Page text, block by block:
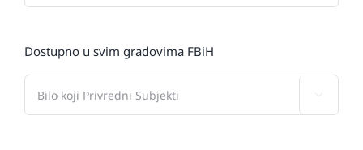
Dostupno u svim gradovima FBiH